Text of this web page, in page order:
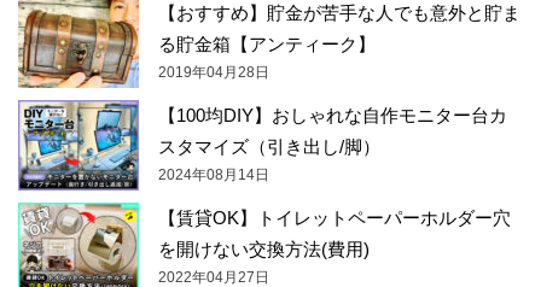
【おすすめ】貯金が苦手な人でも意外と貯ま
る貯金箱【アンティーク】
2019年04月28日
【100均DIY】おしゃれな自作モニター台カ
スタマイズ（引き出し/脚）
2024年08月14日
【賃貸OK】トイレットペーパーホルダー穴
を開けない交換方法(費用)
2022年04月27日